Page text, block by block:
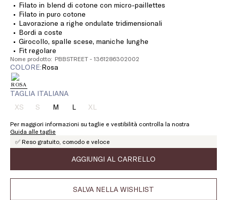
Filato in blend di cotone con micro-paillettes
Filato in puro cotone
Lavorazione a righe ondulate tridimensionali
Bordi a coste
Girocollo, spalle scese, maniche lunghe
Fit regolare
Nome prodotto: PBBSTREET - 1361286302002
COLORE: rosa
TAGLIA ITALIANA
XSTaglia:
Prodotto
terminato
STaglia:
Prodotto
terminato
MTaglia:
LTaglia:
XLTaglia:
XL
Prodotto
terminato
Per maggiori informazioni su taglie e vestibilità controlla la nostra
Guida alle taglie
✅ Reso gratuito, comodo e veloce
AGGIUNGI AL CARRELLO
SALVA NELLA WISHLIST